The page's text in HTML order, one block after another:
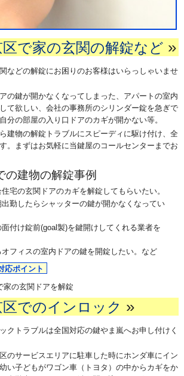
で家の玄関の解錠など »
などの解錠にお困りのお客様はいらっしゃいませ
の鍵が開かなくなってしまった、アパートの室内
て欲しい、会社の事務所のシリンダー錠を急ぎで
分の部屋の入り口ドアのカギが開かない等。
建物の解錠トラブルにスピーディに駆け付け、全
。まずはお気軽に当鍵屋のコールセンターまでお
の建物の解錠事例
宅の玄関ドアのカギを解錠してもらいたい。
勤したらシャッターの鍵が開かなくなってい
付け錠前(goal製)を鍵開けしてくれる業者を
フィスの室内ドアの鍵を開錠したい。など
応ポイント
でのインロック »
クトラブルは全国対応の鍵やま嵐へお申し付けく
のサービスエリアに駐車した時にホンダ車にイン
い子どもがワゴン車（トヨタ）の中からカギをか